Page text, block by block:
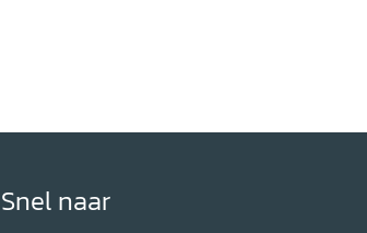
Snel naar